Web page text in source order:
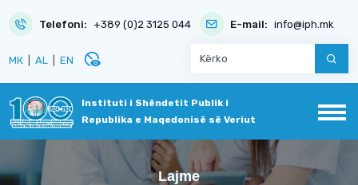
Telefoni: +389 (0)2 3125 044 E-mail: info@iph.mk
МК AL EN disabled_visible
Instituti i Shëndetit Publik i
Republika e Maqedonisë së Veriut
Lajme